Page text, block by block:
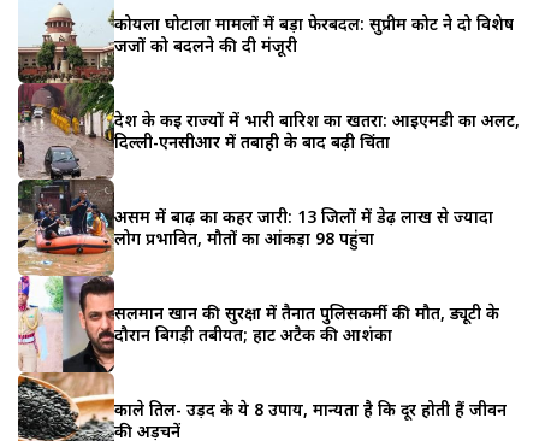
कोयला घोटाला मामलों में बड़ा फेरबदल: सुप्रीम कोर्ट ने दो विशेष
जजों को बदलने की दी मंजूरी
देश के कई राज्यों में भारी बारिश का खतरा: आईएमडी का अलर्ट,
दिल्ली-एनसीआर में तबाही के बाद बढ़ी चिंता
असम में बाढ़ का कहर जारी: 13 जिलों में डेढ़ लाख से ज्यादा
लोग प्रभावित, मौतों का आंकड़ा 98 पहुंचा
सलमान खान की सुरक्षा में तैनात पुलिसकर्मी की मौत, ड्यूटी के
दौरान बिगड़ी तबीयत; हार्ट अटैक की आशंका
काले तिल- उड़द के ये 8 उपाय, मान्यता है कि दूर होती हैं जीवन
की अड़चनें